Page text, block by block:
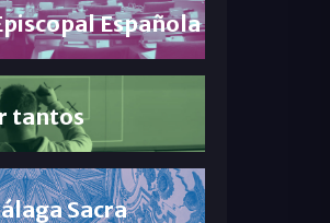
Española
tantos
Sacra